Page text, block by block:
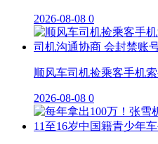
2026-08-08 0
顺风车司机捡乘客手机
2026-08-08 0